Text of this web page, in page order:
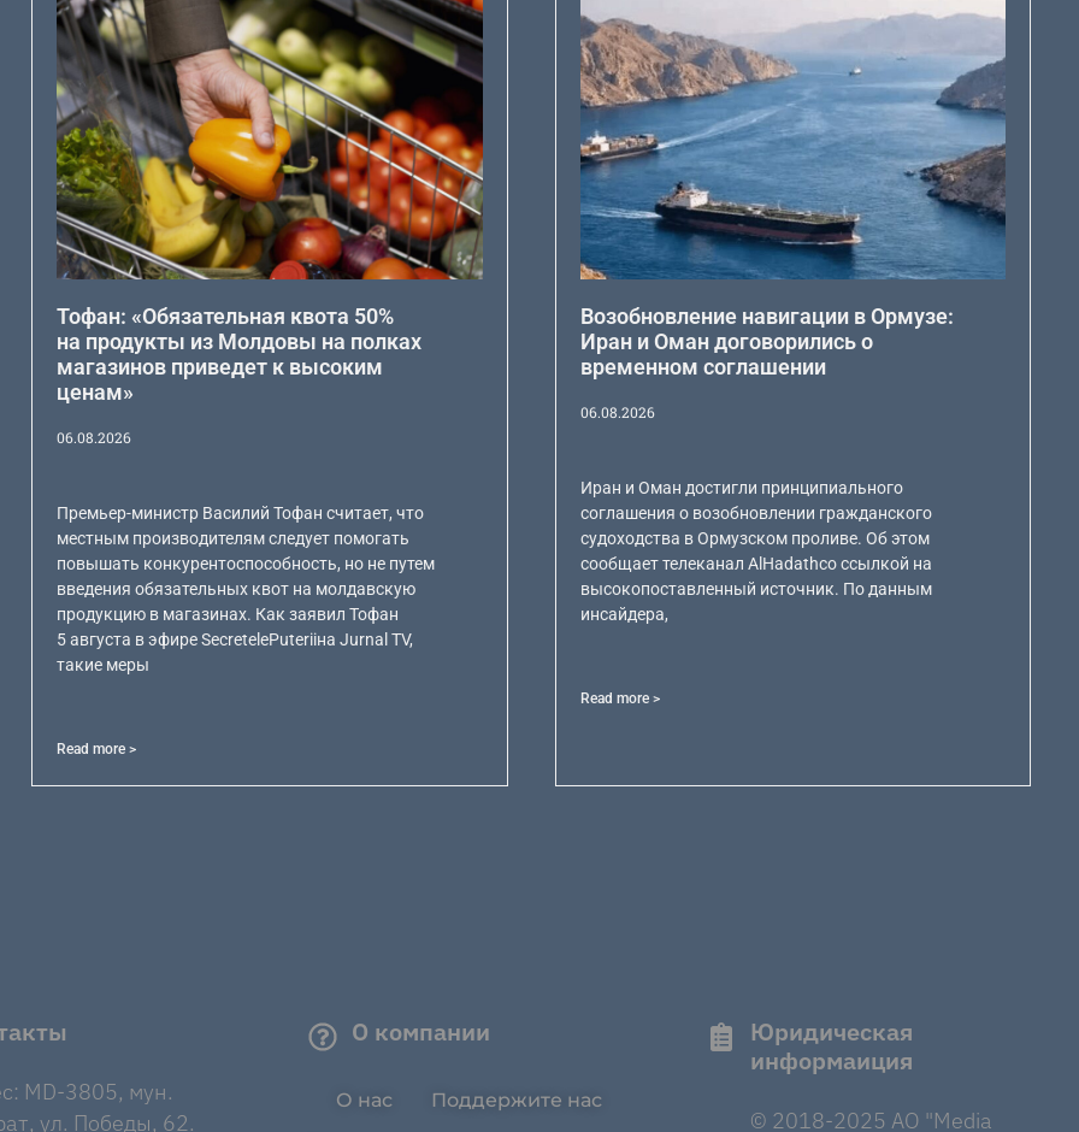
Тофан: «Обязательная квота 50%
на продукты из Молдовы на полках
магазинов приведет к высоким
ценам»
06.08.2026
Премьер-министр Василий Тофан считает, что
местным производителям следует помогать
повышать конкурентоспособность, но не путем
введения обязательных квот на молдавскую
продукцию в магазинах. Как заявил Тофан
5 августа в эфире SecretelePuteriiна Jurnal TV,
такие меры
Read more >
Возобновление навигации в Ормузе:
Иран и Оман договорились о
временном соглашении
06.08.2026
Иран и Оман достигли принципиального
соглашения о возобновлении гражданского
судоходства в Ормузском проливе. Об этом
сообщает телеканал AlHadathсо ссылкой на
высокопоставленный источник. По данным
инсайдера,
Read more >
MD-3805, мун.
ул. Победы, 62.
О компании
О нас Поддержите нас
Юридическая
информаиция
© 2018-2025 AO "Media